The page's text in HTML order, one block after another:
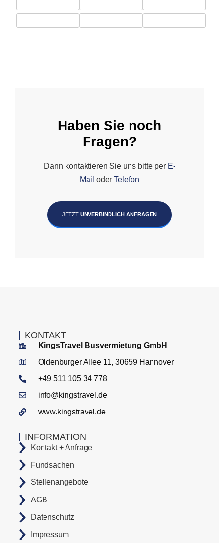
Haben Sie noch
Fragen?
Dann kontaktieren Sie uns bitte per E-
Mail oder Telefon
JETZT UNVERBINDLICH ANFRAGEN
INFORMATION
Kontakt + Anfrage
Fundsachen
Stellenangebote
AGB
Datenschutz
Impressum
KONTAKT
KingsTravel Busvermietung GmbH
Oldenburger Allee 11, 30659 Hannover
+49 511 105 34 778
info@kingstravel.de
www.kingstravel.de